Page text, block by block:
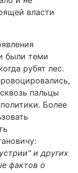
власти
были теми
рубят лес.
пальцы
Более
и других
фактов о